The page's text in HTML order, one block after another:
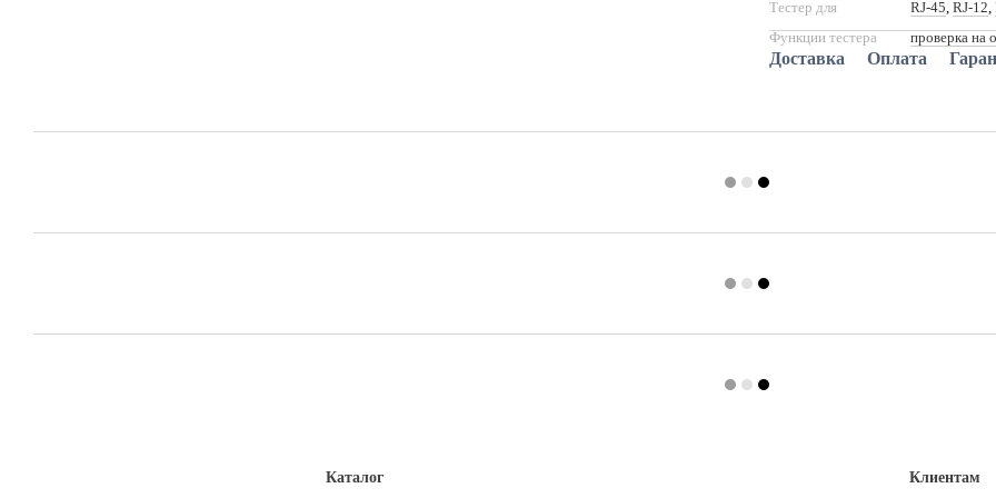
Тестер для RJ-45, RJ-12,
Функции тестера
проверка на
Доставка Оплата
Каталог Клиентам